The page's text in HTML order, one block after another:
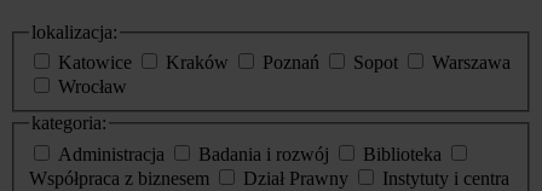
lokalizacja:
Katowice
Kraków Poznań Sopot
Warszawa
Wrocław
kategoria:
Administracja
Badania i rozwój
Biblioteka
Współpraca z biznesem
Dział Prawny
Instytuty i centra